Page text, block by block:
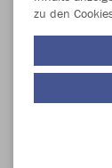
zu den